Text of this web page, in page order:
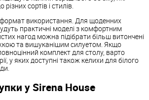
сортів і стилів.
використання. Для щоденних
практичні моделі з комфортним
нагод можна підібрати більш витончені
та вишуканішим силуетом. Якщо
комплект для столу, варто
у яких доступні також келихи для білого
у Sirena House